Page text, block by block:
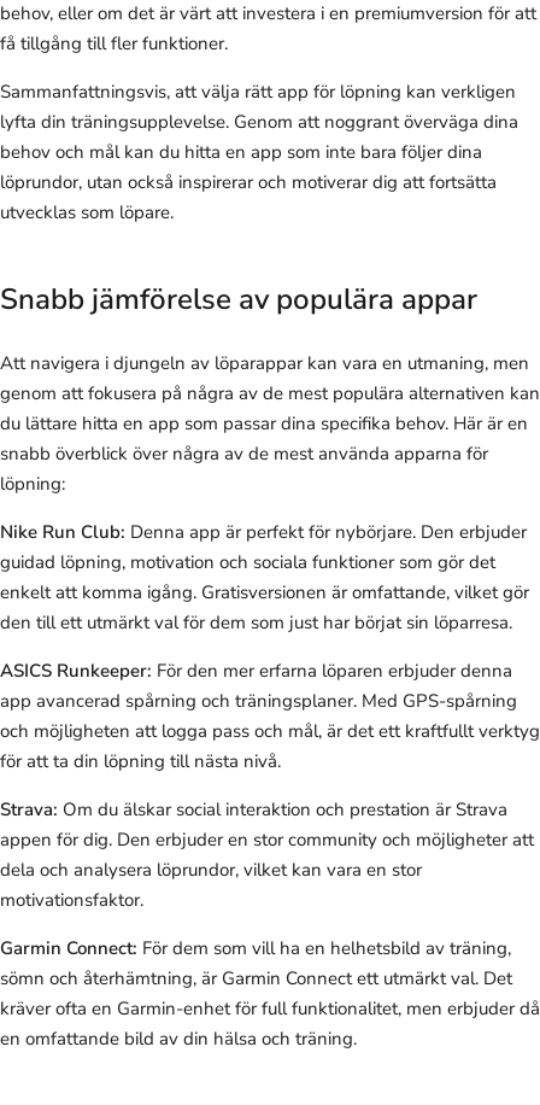
behov, eller om det är värt att investera i en premiumversion för att
få tillgång till fler funktioner.
Sammanfattningsvis, att välja rätt app för löpning kan verkligen
lyfta din träningsupplevelse. Genom att noggrant överväga dina
behov och mål kan du hitta en app som inte bara följer dina
löprundor, utan också inspirerar och motiverar dig att fortsätta
utvecklas som löpare.
Snabb jämförelse av populära appar
Att navigera i djungeln av löparappar kan vara en utmaning, men
genom att fokusera på några av de mest populära alternativen kan
du lättare hitta en app som passar dina specifika behov. Här är en
snabb överblick över några av de mest använda apparna för
löpning:
Nike Run Club: Denna app är perfekt för nybörjare. Den erbjuder
guidad löpning, motivation och sociala funktioner som gör det
enkelt att komma igång. Gratisversionen är omfattande, vilket gör
den till ett utmärkt val för dem som just har börjat sin löparresa.
ASICS Runkeeper: För den mer erfarna löparen erbjuder denna
app avancerad spårning och träningsplaner. Med GPS-spårning
och möjligheten att logga pass och mål, är det ett kraftfullt verktyg
för att ta din löpning till nästa nivå.
Strava: Om du älskar social interaktion och prestation är Strava
appen för dig. Den erbjuder en stor community och möjligheter att
dela och analysera löprundor, vilket kan vara en stor
motivationsfaktor.
Garmin Connect: För dem som vill ha en helhetsbild av träning,
sömn och återhämtning, är Garmin Connect ett utmärkt val. Det
kräver ofta en Garmin-enhet för full funktionalitet, men erbjuder då
en omfattande bild av din hälsa och träning.